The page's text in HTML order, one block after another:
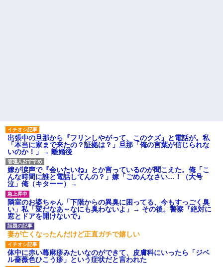
出張中の旦那から『フリンしやがって、このクズ』と電話が。私
「本当に家まで来たの？証拠は？」旦那「俺の言葉が信じられな
いのか！」→ 離婚後
嫁が涙声で『会いたいね』とか言っているのが聞こえた。俺「こ
んな時間に誰と電話してんの？」嫁「ごめんなさい…！（大号
泣」俺（キターー）→
隣室のお婆ちゃん「下階からの異臭に困ってる、今もすっごく臭
い」私「変だなあ～なにも臭わないよ」→ その後。警察『絶対に
窓とドアを開けないで』
妻が亡くなったんだけど正直ガチで嬉しい
体中に赤い蕁麻疹みたいなのができて、皮膚科にいったら「ジベ
ル薔薇色ひこう疹」という症状だと言われた